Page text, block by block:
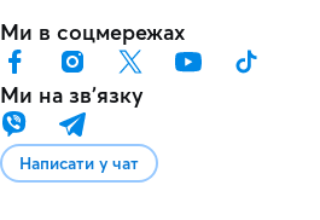
Ми в соцмережах
Ми на звʼязку
Написати у чат